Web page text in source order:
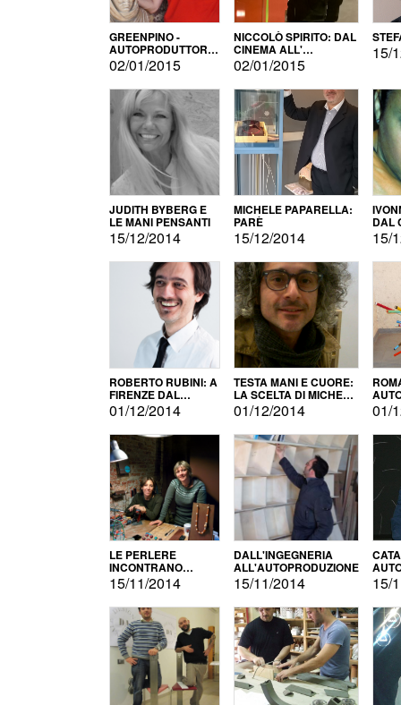
GREENPINO -
AUTOPRODUTTORE
PER AMORE
02/01/2015
NICCOLÒ SPIRITO: DAL
CINEMA ALL'
AUTOPRODUZIONE
02/01/2015
15/
JUDITH BYBERG E
LE MANI PENSANTI
15/12/2014
MICHELE PAPARELLA:
PARÈ
15/12/2014
DAL
15/
ROBERTO RUBINI: A
FIRENZE DAL
PRODOTTO ALLA
PROMOZIONE
01/12/2014
TESTA MANI E CUORE:
LA SCELTA DI MICHELE
BARBERIO
01/12/2014 01/
LE PERLERE
INCONTRANO
L'AUTOPRODUZIONE
15/11/2014
DALL'INGEGNERIA
ALL'AUTOPRODUZIONE
15/11/2014 15/